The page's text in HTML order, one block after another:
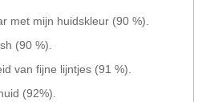
met mijn huidskleur (90 %).
(90 %).
van fijne lijntjes (91 %).
(92%).